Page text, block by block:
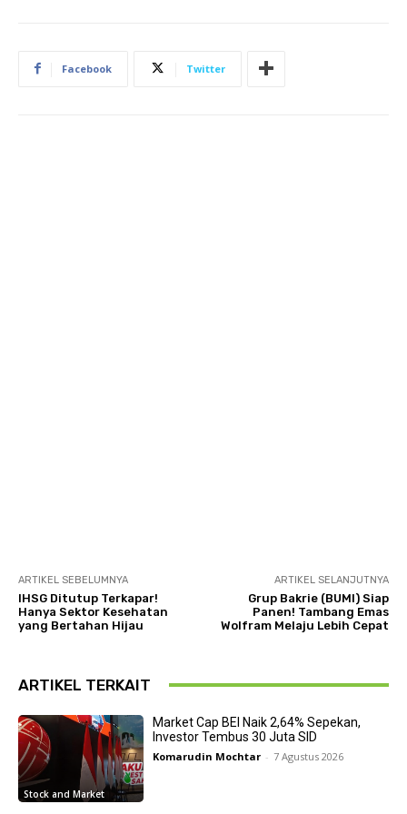
Facebook Twitter
ARTIKEL SEBELUMNYA
IHSG Ditutup Terkapar!
Hanya Sektor Kesehatan
yang Bertahan Hijau
ARTIKEL SELANJUTNYA
Grup Bakrie (BUMI) Siap
Panen! Tambang Emas
Wolfram Melaju Lebih Cepat
ARTIKEL TERKAIT
Stock and Market
Market Cap BEI Naik 2,64% Sepekan,
Investor Tembus 30 Juta SID
Komarudin Mochtar - 7 Agustus 2026